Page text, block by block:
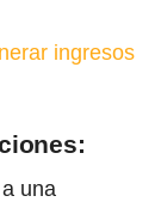
ingresos
una